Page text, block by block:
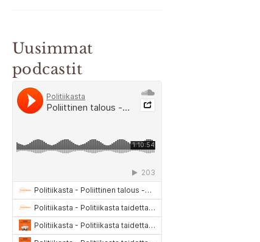
Uusimmat
podcastit